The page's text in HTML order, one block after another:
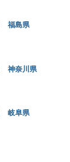
福島県
神奈川県
岐阜県